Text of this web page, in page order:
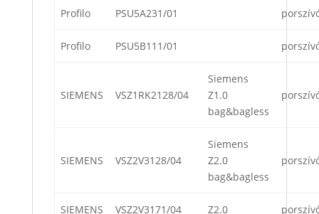
Profilo PSU5A231/01
Profilo PSU5B111/01
SIEMENS VSZ1RK2128/04
Siemens
Z1.0
bag&bagless
SIEMENS VSZ2V3128/04
Siemens
Z2.0
bag&bagless
SIEMENS VSZ2V3171/04 Z2.0